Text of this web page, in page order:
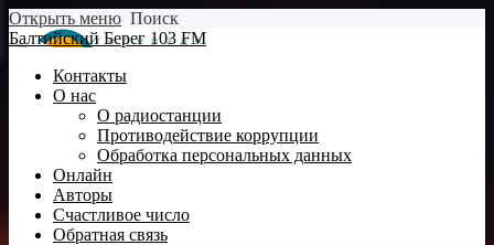
Открыть меню Поиск
Балтийский Берег 103 FM
Контакты
О нас
О радиостанции
Противодействие коррупции
Обработка персональных данных
Онлайн
Авторы
Счастливое число
Обратная связь